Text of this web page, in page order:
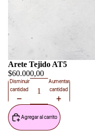
Arete Tejido AT5
$60.000,00
Disminuir
cantidad
Aumentar
cantidad
Agregar al carrito